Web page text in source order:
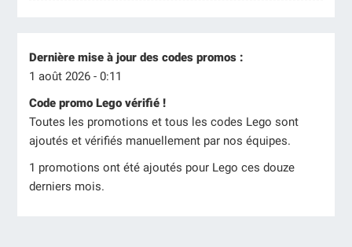
Dernière mise à jour des codes promos :
1 août 2026 - 0:11
Code promo Lego vérifié !
Toutes les promotions et tous les codes Lego sont
ajoutés et vérifiés manuellement par nos équipes.
1 promotions ont été ajoutés pour Lego ces douze
derniers mois.